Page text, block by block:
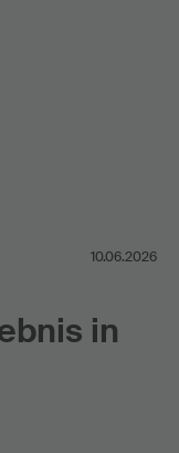
10.06.2026
in